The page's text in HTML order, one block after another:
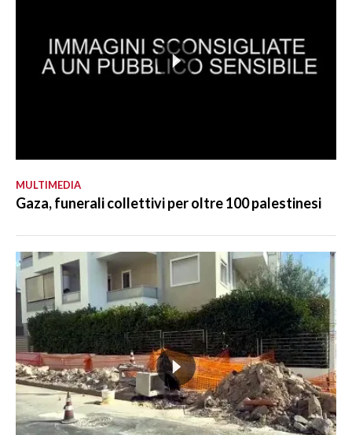
MULTIMEDIA
Gaza, funerali collettivi per oltre 100 palestinesi